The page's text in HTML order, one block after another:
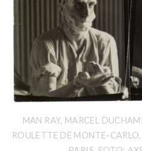
MAN RAY, MARCEL
ROULETTE DE MONTE-